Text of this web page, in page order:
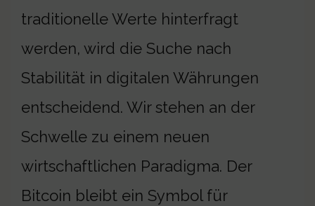
traditionelle Werte hinterfragt
werden, wird die Suche nach
Stabilität in digitalen Währungen
entscheidend. Wir stehen an der
Schwelle zu einem neuen
wirtschaftlichen Paradigma. Der
Bitcoin bleibt ein Symbol für